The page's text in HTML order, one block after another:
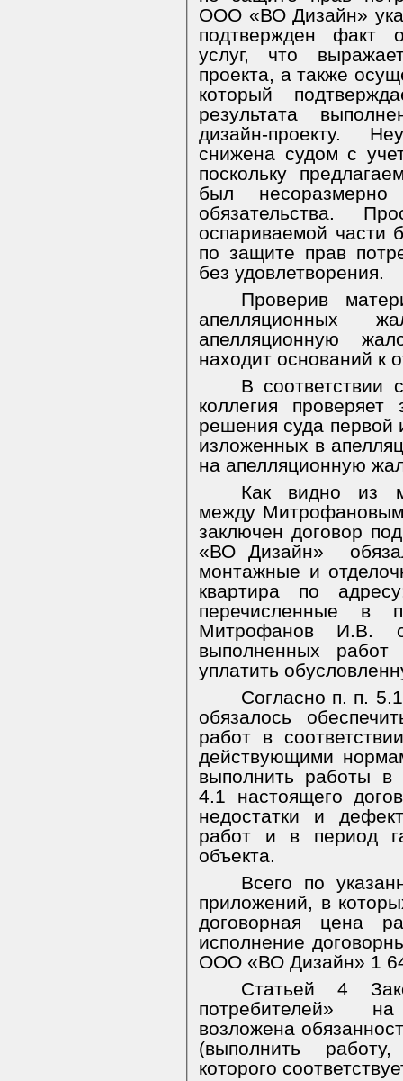
ООО «ВО Дизайн»
подтвержден факт
услуг, что
проекта, а также
который
результата
дизайн-проекту.
снижена судом с
поскольку
был
обязательства.
оспариваемой части
по защите прав
без удовлетворения.
Проверив
апелляционных
апелляционную
находит оснований к
В
коллегия проверяет
решения суда первой
изложенных в
на апелляционную
Как видно из
между
заключен договор
«ВО Дизайн»
монтажные и
квартира по
перечисленные в
Митрофанов И.В.
выполненных
уплатить
Согласно п. п.
обязалось
работ в
действующими
выполнить работы в
4.1 настоящего
недостатки и
работ и в период
объекта.
Всего по
приложений, в
договорная цена
исполнение
ООО «ВО Дизайн» 1
Статьей 4
потребителей»
возложена
(выполнить
которого